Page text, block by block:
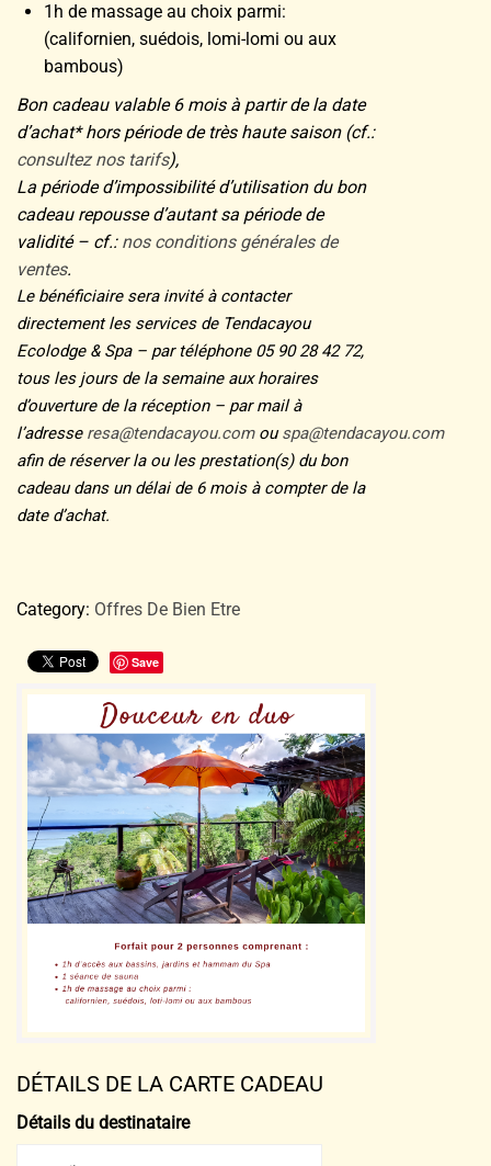
1h de massage au choix parmi:
(californien, suédois, lomi-lomi ou aux
bambous)
Bon cadeau valable 6 mois à partir de la date
d’achat* hors période de très haute saison (cf.:
consultez nos tarifs),
La période d’impossibilité d’utilisation du bon
cadeau repousse d’autant sa période de
validité – cf.: nos conditions générales de
ventes.
Le bénéficiaire sera invité à contacter
directement les services de Tendacayou
Ecolodge & Spa – par téléphone 05 90 28 42 72,
tous les jours de la semaine aux horaires
d’ouverture de la réception – par mail à
l’adresse resa@tendacayou.comouspa@tendacayou.com
afin de réserver la ou les prestation(s) du bon
cadeau dans un délai de 6 mois à compter de la
date d’achat.
Category: Offres De Bien Etre
Save
DÉTAILS DE LA CARTE CADEAU
Détails du destinataire